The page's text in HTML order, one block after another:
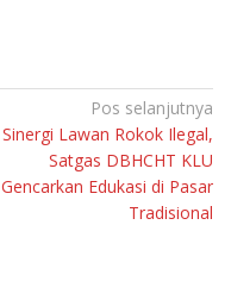
Pos selanjutnya
Sinergi Lawan Rokok Ilegal,
Satgas DBHCHT KLU
Gencarkan Edukasi di Pasar
Tradisional